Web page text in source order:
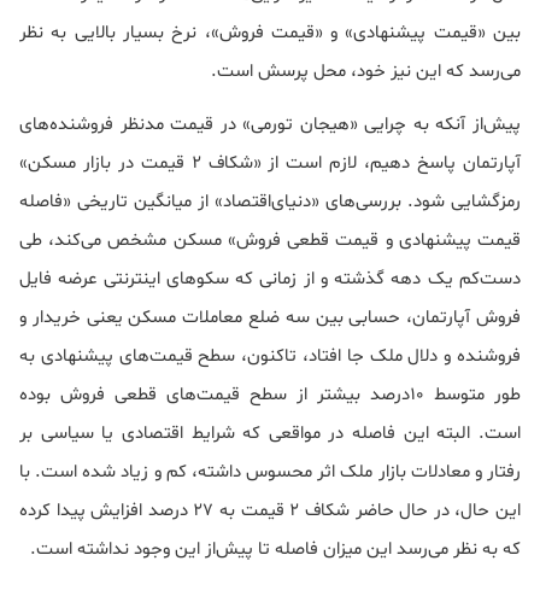
بین «قیمت پیشنهادی» و «قیمت فروش»، نرخ بسیار بالایی به نظر
می‌رسد که این نیز خود، محل پرسش است.
پیش‌از آنکه به چرایی «هیجان تورمی» در قیمت مدنظر فروشنده‌های
آپارتمان پاسخ دهیم، لازم است از «شکاف 2 قیمت در بازار مسکن»
رمزگشایی شود. بررسی‌های «دنیای‌اقتصاد» از میانگین تاریخی «فاصله
قیمت پیشنهادی و قیمت قطعی فروش» مسکن مشخص می‌کند، طی
دست‌کم یک دهه گذشته و از زمانی که سکوهای اینترنتی عرضه فایل
فروش آپارتمان، حسابی بین سه ضلع معاملات مسکن یعنی خریدار و
فروشنده و دلال ملک جا افتاد، تاکنون، سطح قیمت‌های پیشنهادی به
طور متوسط 10درصد بیشتر از سطح قیمت‌های قطعی فروش بوده
است. البته این فاصله در مواقعی که شرایط اقتصادی یا سیاسی بر
رفتار و معادلات بازار ملک اثر محسوس داشته، کم و زیاد شده است. با
این حال، در حال حاضر شکاف 2 قیمت به 27 درصد افزایش پیدا کرده
که به نظر می‌رسد این میزان فاصله تا پیش‌از این وجود نداشته است.